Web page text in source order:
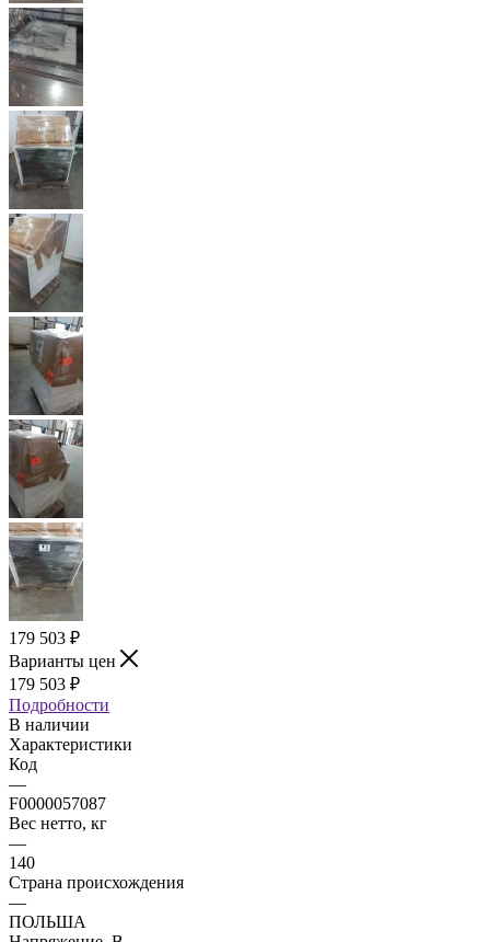
179 503 ₽
Варианты цен
179 503 ₽
Подробности
В наличии
Характеристики
Код
—
F0000057087
Вес нетто, кг
—
140
Страна происхождения
—
ПОЛЬША